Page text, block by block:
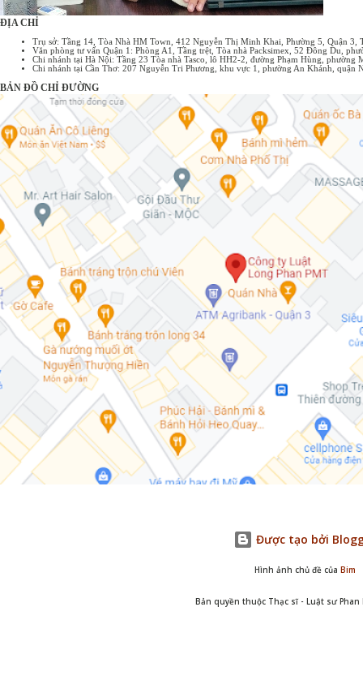
ĐỊA CHỈ
Trụ sở: Tầng 14, Tòa Nhà HM Town, 412 Nguyễn Thị Minh Khai, Phường 5, Quận 3,
Văn phòng tư vấn Quận 1: Phòng A1, Tầng trệt, Tòa nhà Packsimex, 52 Đông Du,
Chi nhánh tại Hà Nội: Tầng 23 Tòa nhà Tasco, lô HH2-2, đường Phạm Hùng,
Chi nhánh tại Cần Thơ: 207 Nguyễn Tri Phương, khu vực 1, phường An Khánh, quận
BẢN ĐỒ CHỈ ĐƯỜNG
Được tạo bởi
Hình ảnh chủ đề của Bim
Bản quyền thuộc Thạc sĩ - Luật sư Phan